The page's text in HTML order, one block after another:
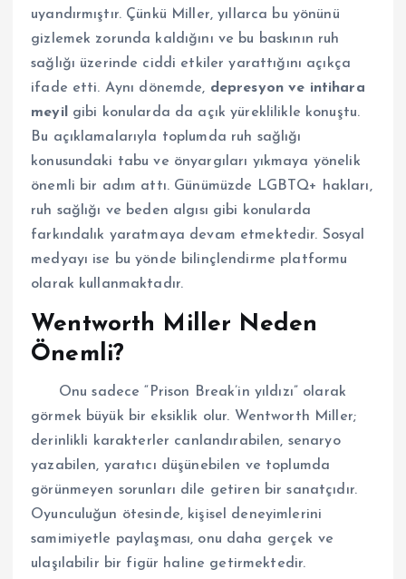
uyandırmıştır. Çünkü Miller, yıllarca bu yönünü
gizlemek zorunda kaldığını ve bu baskının ruh
sağlığı üzerinde ciddi etkiler yarattığını açıkça
ifade etti. Aynı dönemde, depresyon ve intihara
meyil
gibi konularda da açık yüreklilikle konuştu.
Bu açıklamalarıyla toplumda ruh sağlığı
konusundaki tabu ve önyargıları yıkmaya yönelik
önemli bir adım attı. Günümüzde LGBTQ+ hakları,
ruh sağlığı ve beden algısı gibi konularda
farkındalık yaratmaya devam etmektedir. Sosyal
medyayı ise bu yönde bilinçlendirme platformu
olarak kullanmaktadır.
Wentworth Miller Neden
Önemli?
Onu sadece “Prison Break’in yıldızı” olarak
görmek büyük bir eksiklik olur. Wentworth Miller;
derinlikli karakterler canlandırabilen, senaryo
yazabilen, yaratıcı düşünebilen ve toplumda
görünmeyen sorunları dile getiren bir sanatçıdır.
Oyunculuğun ötesinde, kişisel deneyimlerini
samimiyetle paylaşması, onu daha gerçek ve
ulaşılabilir bir figür haline getirmektedir.